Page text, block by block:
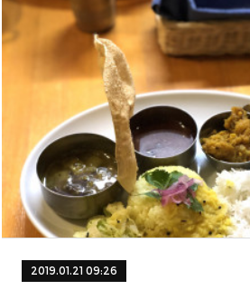
2019.01.21 09:26